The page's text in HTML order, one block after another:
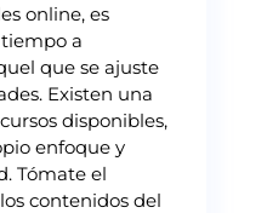
online, es
a
que se ajuste
Existen una
disponibles,
enfoque y
Tómate el
contenidos del